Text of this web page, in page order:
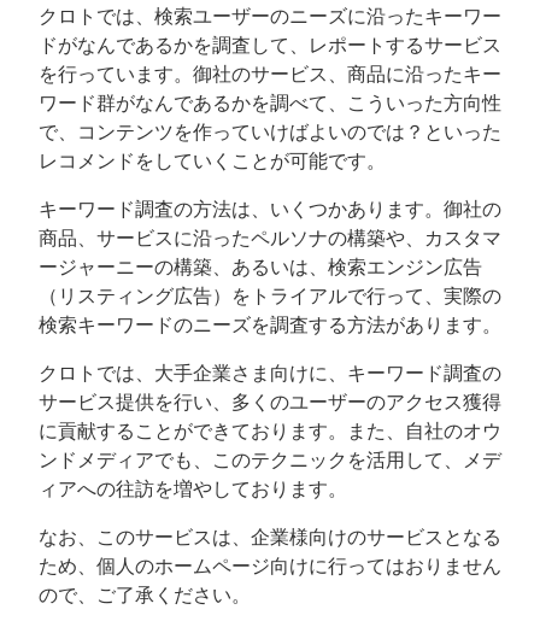
クロトでは、検索ユーザーのニーズに沿ったキーワー
ドがなんであるかを調査して、レポートするサービス
を行っています。御社のサービス、商品に沿ったキー
ワード群がなんであるかを調べて、こういった方向性
で、コンテンツを作っていけばよいのでは？といった
レコメンドをしていくことが可能です。
キーワード調査の方法は、いくつかあります。御社の
商品、サービスに沿ったペルソナの構築や、カスタマ
ージャーニーの構築、あるいは、検索エンジン広告
（リスティング広告）をトライアルで行って、実際の
検索キーワードのニーズを調査する方法があります。
クロトでは、大手企業さま向けに、キーワード調査の
サービス提供を行い、多くのユーザーのアクセス獲得
に貢献することができております。また、自社のオウ
ンドメディアでも、このテクニックを活用して、メデ
ィアへの往訪を増やしております。
なお、このサービスは、企業様向けのサービスとなる
ため、個人のホームページ向けに行ってはおりません
ので、ご了承ください。